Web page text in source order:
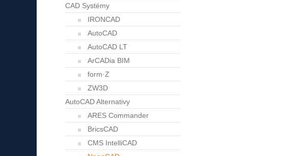
CAD Systémy
IRONCAD
AutoCAD
AutoCAD LT
ArCADia BIM
form·Z
ZW3D
AutoCAD Alternativy
ARES Commander
BricsCAD
CMS IntelliCAD